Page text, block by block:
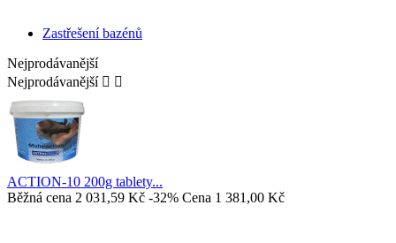
Zastřešení bazénů
Nejprodávanější
Nejprodávanější  
ACTION-10 200g tablety...
Běžná cena 2 031,59 Kč -32% Cena 1 381,00 Kč